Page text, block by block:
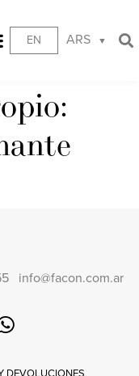
EN ARS
info@facon.com.ar